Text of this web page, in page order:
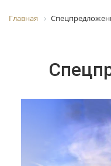
Главная